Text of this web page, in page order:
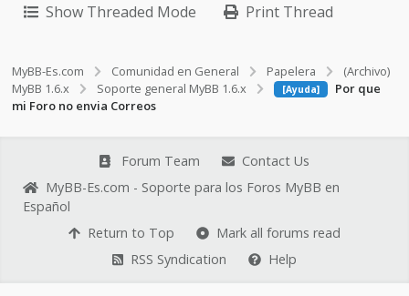
Show Threaded Mode Print Thread
MyBB-Es.com Comunidad en General Papelera
(Archivo)
MyBB 1.6.x
Soporte general MyBB 1.6.x [Ayuda]
Por que
mi Foro no envia Correos
Forum Team
Contact Us
MyBB-Es.com - Soporte para los Foros MyBB en
Español
Return to Top
Mark all forums read
RSS Syndication
Help